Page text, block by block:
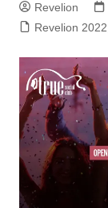
Revelion
Revelion 2022